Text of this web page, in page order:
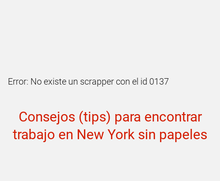
Error: No existe un scrapper con el id 0137
Consejos (tips) para encontrar
trabajo en New York sin papeles